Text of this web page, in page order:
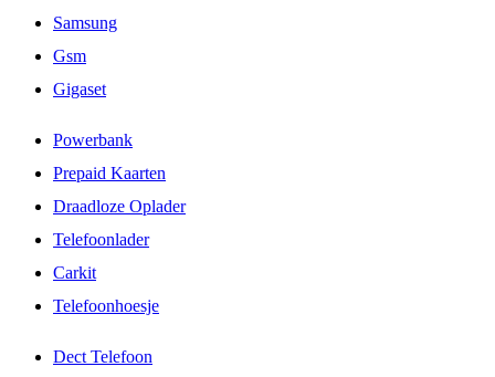
Samsung
Gsm
Gigaset
Powerbank
Prepaid Kaarten
Draadloze Oplader
Telefoonlader
Carkit
Telefoonhoesje
Dect Telefoon